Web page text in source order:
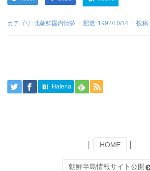
カテゴリ: 北朝鮮国内情勢 配信: 1992/10/14 投稿:
Hatena
HOME
朝鮮半島情報サイト公開